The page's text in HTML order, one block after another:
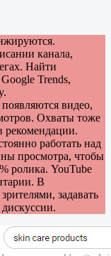
канала,
Найти
Trends,
видео,
Охваты тоже
рекомендации.
работать над
просмотра, чтобы
ролика. YouTube
В
задавать